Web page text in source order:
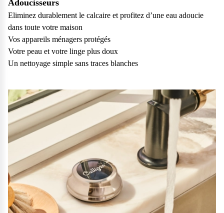
Adoucisseurs
Eliminez durablement le calcaire et profitez d’une eau adoucie
dans toute votre maison
Vos appareils ménagers protégés
Votre peau et votre linge plus doux
Un nettoyage simple sans traces blanches
Questions fréquentes
Consultez notre page de FAQ pour trouver toutes les réponses à
vos questions.
Consulter notre FAQ
Service après-vente
Vous avez des demandes sur l’entretien, le suivi et le dépannage
de votre matériel ? Culligan est là pour vous
Contactez notre service client